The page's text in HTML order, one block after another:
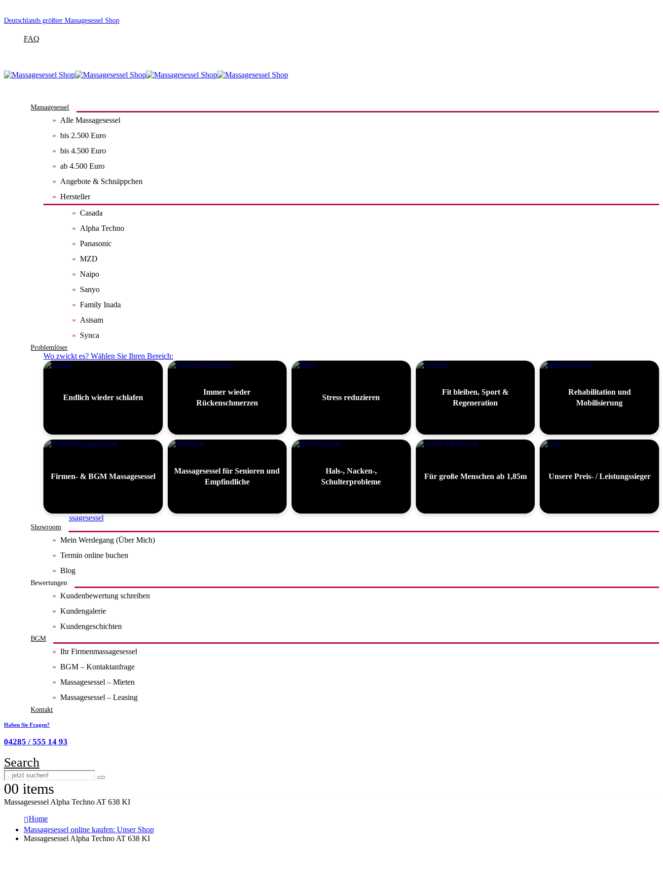
Deutschlands größter Massagesessel Shop
FAQ
Massagesessel
Alle Massagesessel
bis 2.500 Euro
bis 4.500 Euro
ab 4.500 Euro
Angebote & Schnäppchen
Hersteller
Casada
Alpha Techno
Panasonic
MZD
Naipo
Sanyo
Family Inada
Asisam
Synca
Problemlöser
Wo zwickt es? Wählen Sie Ihren Bereich:
Endlich wieder schlafen
Immer wieder
Rückenschmerzen
Stress reduzieren
Fit bleiben, Sport &
Regeneration
Rehabilitation und
Mobilisierung
Firmen- & BGM Massagesessel
Massagesessel für Senioren und
Empfindliche
Hals-, Nacken-,
Schulterprobleme
Für große Menschen ab 1,85m Unsere Preis- / Leistungssieger
Alle Massagesessel
Showroom
Mein Werdegang (Über Mich)
Termin online buchen
Blog
Bewertungen
Kundenbewertung schreiben
Kundengalerie
Kundengeschichten
BGM
Ihr Firmenmassagesessel
BGM – Kontaktanfrage
Massagesessel – Mieten
Massagesessel – Leasing
Kontakt
Haben Sie Fragen?
04285 / 555 14 93
Search
00 items
Massagesessel Alpha Techno AT 638 KI
Home
Massagesessel online kaufen: Unser Shop
Massagesessel Alpha Techno AT 638 KI